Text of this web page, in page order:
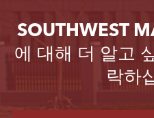
SOUTHWEST
에 대해 더 알고
락하